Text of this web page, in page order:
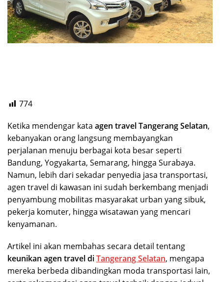
774
Ketika mendengar kata agen travel Tangerang Selatan,
kebanyakan orang langsung membayangkan
perjalanan menuju berbagai kota besar seperti
Bandung, Yogyakarta, Semarang, hingga Surabaya.
Namun, lebih dari sekadar penyedia jasa transportasi,
agen travel di kawasan ini sudah berkembang menjadi
penyambung mobilitas masyarakat urban yang sibuk,
pekerja komuter, hingga wisatawan yang mencari
kenyamanan.
Artikel ini akan membahas secara detail tentang
keunikan agen travel diTangerang Selatan, mengapa
mereka berbeda dibandingkan moda transportasi lain,